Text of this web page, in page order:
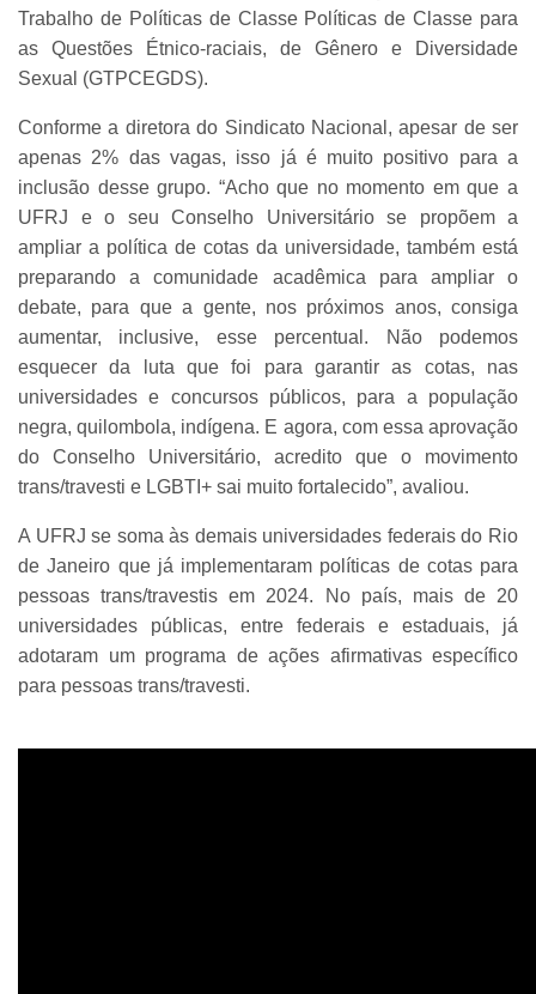
Trabalho de Políticas de Classe Políticas de Classe para
as Questões Étnico-raciais, de Gênero e Diversidade
Sexual (GTPCEGDS).
Conforme a diretora do Sindicato Nacional, apesar de ser
apenas 2% das vagas, isso já é muito positivo para a
inclusão desse grupo. “Acho que no momento em que a
UFRJ e o seu Conselho Universitário se propõem a
ampliar a política de cotas da universidade, também está
preparando a comunidade acadêmica para ampliar o
debate, para que a gente, nos próximos anos, consiga
aumentar, inclusive, esse percentual. Não podemos
esquecer da luta que foi para garantir as cotas, nas
universidades e concursos públicos, para a população
negra, quilombola, indígena. E agora, com essa aprovação
do Conselho Universitário, acredito que o movimento
trans/travesti e LGBTI+ sai muito fortalecido”, avaliou.
A UFRJ se soma às demais universidades federais do Rio
de Janeiro que já implementaram políticas de cotas para
pessoas trans/travestis em 2024. No país, mais de 20
universidades públicas, entre federais e estaduais, já
adotaram um programa de ações afirmativas específico
para pessoas trans/travesti.